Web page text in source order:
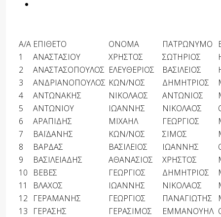
Α/Α ΕΠΙΘΕΤΟ ΟΝΟΜΑ ΠΑΤΡΩΝΥΜΟ
1
ΑΝΑΣΤΑΣΙΟΥ ΧΡΗΣΤΟΣ ΣΩΤΗΡΙΟΣ
2
ΑΝΑΣΤΑΣΟΠΟΥΛΟΣ ΕΛΕΥΘΕΡΙΟΣ ΒΑΣΙΛΕΙΟΣ
3
ΑΝΔΡΙΑΝΟΠΟΥΛΟΣ ΚΩΝ/ΝΟΣ ΔΗΜΗΤΡΙΟΣ
4
ΑΝΤΩΝΑΚΗΣ ΝΙΚΟΛΑΟΣ ΑΝΤΩΝΙΟΣ
5
ΑΝΤΩΝΙΟΥ ΙΩΑΝΝΗΣ ΝΙΚΟΛΑΟΣ
6
ΑΡΑΠΙΔΗΣ ΜΙΧΑΗΛ ΓΕΩΡΓΙΟΣ
7
ΒΑΪΔΑΝΗΣ ΚΩΝ/ΝΟΣ ΣΙΜΟΣ
8
ΒΑΡΔΑΣ ΒΑΣΙΛΕΙΟΣ ΙΩΑΝΝΗΣ
9
ΒΑΣΙΛΕΙΑΔΗΣ ΑΘΑΝΑΣΙΟΣ ΧΡΗΣΤΟΣ
10
ΒΕΒΕΣ ΓΕΩΡΓΙΟΣ ΔΗΜΗΤΡΙΟΣ
11
ΒΛΑΧΟΣ ΙΩΑΝΝΗΣ ΝΙΚΟΛΑΟΣ
12 ΓΕΡΑΜΑΝΗΣ ΓΕΩΡΓΙΟΣ ΠΑΝΑΓΙΩΤΗΣ
13
ΓΕΡΑΣΗΣ ΓΕΡΑΣΙΜΟΣ ΕΜΜΑΝΟΥΗΛ